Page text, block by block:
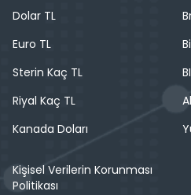
Dolar TL
Euro TL
Sterin Kaç TL
Riyal Kaç TL
Kanada Doları
Kişisel Verilerin Korunması
Politikası